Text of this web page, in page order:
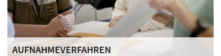
AUFNAHMEVERFAHREN